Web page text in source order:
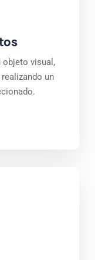
objeto visual,
un